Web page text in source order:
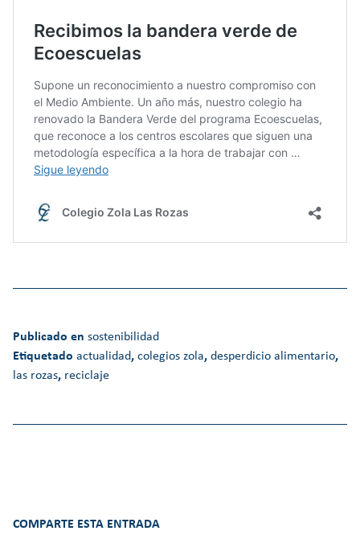
Publicado en sostenibilidad
Etiquetado actualidad, colegios zola, desperdicio alimentario,
las rozas, reciclaje
COMPARTE ESTA ENTRADA